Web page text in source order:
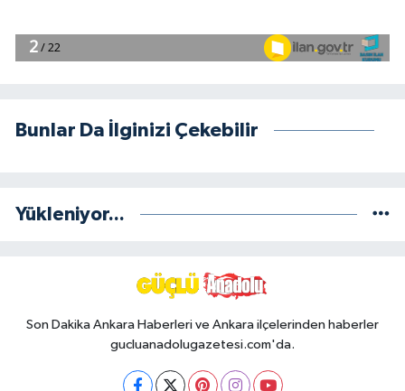
Bunlar Da İlginizi Çekebilir
Yükleniyor...
Son Dakika Ankara Haberleri ve Ankara ilçelerinden haberler
gucluanadolugazetesi.com'da.